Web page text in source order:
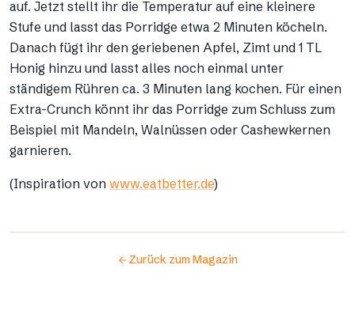
auf. Jetzt stellt ihr die Temperatur auf eine kleinere
Stufe und lasst das Porridge etwa 2 Minuten köcheln.
Danach fügt ihr den geriebenen Apfel, Zimt und 1 TL
Honig hinzu und lasst alles noch einmal unter
ständigem Rühren ca. 3 Minuten lang kochen. Für einen
Extra-Crunch könnt ihr das Porridge zum Schluss zum
Beispiel mit Mandeln, Walnüssen oder Cashewkernen
garnieren.
(Inspiration von www.eatbetter.de)
Zurück zum Magazin